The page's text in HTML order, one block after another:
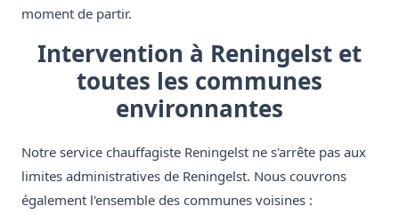
moment de partir.
Intervention à Reningelst et
toutes les communes
environnantes
Notre service chauffagiste Reningelst ne s'arrête pas aux
limites administratives de Reningelst. Nous couvrons
également l'ensemble des communes voisines :